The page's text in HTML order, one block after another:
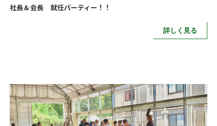
社長＆会長 就任パーティー！！
詳しく見る